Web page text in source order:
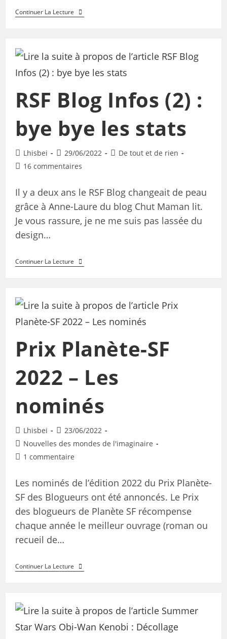
Continuer La Lecture
RSF Blog Infos (2) :
bye bye les stats
Lhisbei 29/06/2022
De tout et de rien
16 commentaires
Il y a deux ans le RSF Blog changeait de peau
grâce à Anne-Laure du blog Chut Maman lit.
Je vous rassure, je ne me suis pas lassée du
design…
Continuer La Lecture
Prix Planète-SF
2022 – Les
nominés
Lhisbei
23/06/2022
Nouvelles des mondes de l'imaginaire
1 commentaire
Les nominés de l’édition 2022 du Prix Planète-
SF des Blogueurs ont été annoncés. Le Prix
des blogueurs de Planète SF récompense
chaque année le meilleur ouvrage (roman ou
recueil de…
Continuer La Lecture